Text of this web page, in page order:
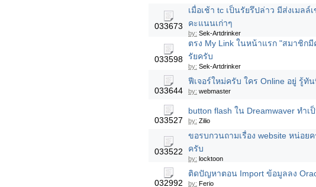
033673
เมื่อเช้า tc เป็นรัยรึปล่าว มีส่งเมล
คะแนนเก่าๆ
by: Sek-Artdrinker
033598
ตรง My Link ในหน้าแรก "สมาชิก
รัยครับ
by: Sek-Artdrinker
033644
ฟีเจอร์ใหม่ครับ ใคร Online อยู่ รู้ทั
by: webmaster
033527
button flash ใน Dreamwaver ทำ
by: Zilio
033522
ขอรบกวนถามเรื่อง website หน่อย
ครับ
by: locktoon
032992
ติดปัญหาตอน Import ข้อมูลลง
by: Ferio